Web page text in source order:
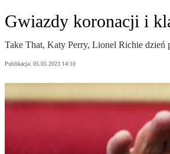
Gwiazdy koronacji i
Take That, Katy Perry, Lionel Richie dzień
Publikacja: 05.05.2023 14:10